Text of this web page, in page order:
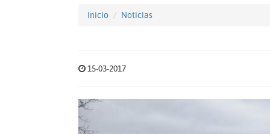
Inicio Noticias
15-03-2017